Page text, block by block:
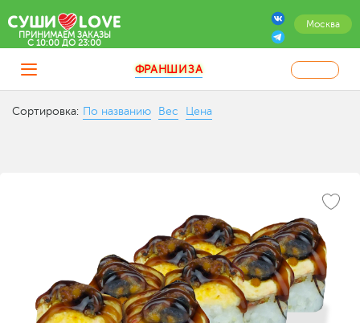
Москва
ПРИНИМАЕМ ЗАКАЗЫ
C 10:00 ДО 23:00
ФРАНШИЗА
Сортировка: По названию Вес Цена